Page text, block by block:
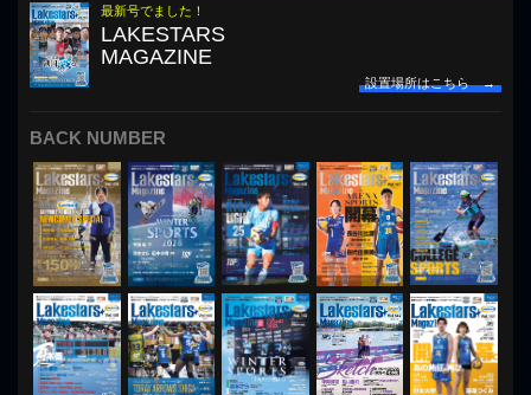
最新号でました！
LAKESTARS
MAGAZINE
設置場所はこちら →
BACK NUMBER